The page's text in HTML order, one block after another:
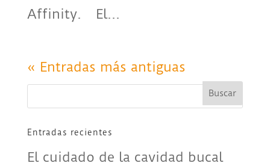
Affinity. El...
« Entradas más antiguas
Entradas recientes
El cuidado de la cavidad bucal